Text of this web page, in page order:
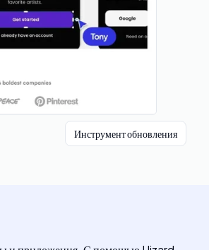
Инструмент обновления